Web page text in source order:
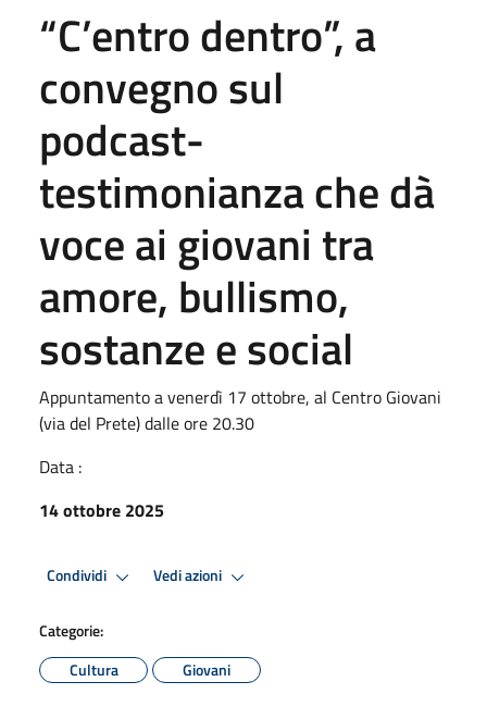
“C’entro dentro”, a
convegno sul
podcast-
testimonianza che dà
voce ai giovani tra
amore, bullismo,
sostanze e social
Appuntamento a venerdì 17 ottobre, al Centro Giovani
(via del Prete) dalle ore 20.30
Data :
14 ottobre 2025
Condividi Vedi azioni
Categorie:
Cultura
Giovani